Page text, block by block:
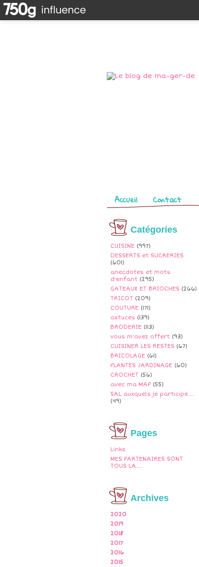
Pages
Accueil Contact
Catégories
CUISINE (997)
DESSERTS et SUCRERIES
(601)
anecdotes et mots
d'enfant (295)
GATEAUX ET BRIOCHES (266)
TRICOT (209)
COUTURE (171)
astuces (139)
BRODERIE (113)
vous m'avez offert (93)
CUISINER LES RESTES (67)
BRICOLAGE (61)
PLANTES JARDINAGE (60)
CROCHET (56)
avec ma MAP (55)
SAL auxquels je participe....
(49)
Pages
Links
MES PARTENAIRES SONT
TOUS LA....
Archives
2020
2019
2018
2017
2016
2015